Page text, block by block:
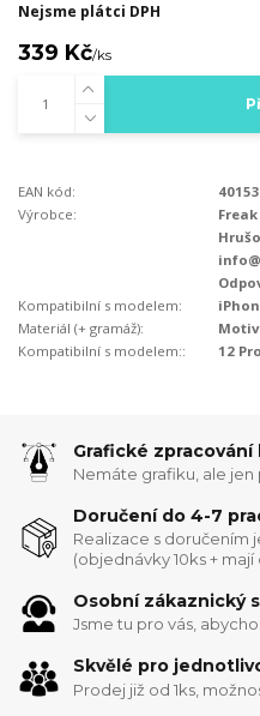
Nejsme plátci DPH
339 Kč/ks
EAN kód:
Výrobce:
Kompatibilní s modelem:
Materiál (+ gramáž):
Kompatibilní s modelem::
12 Pro
Grafické zpracování
Nemáte grafiku, ale jen
Doručení do 4-7
Realizace s doručením
(objednávky 10ks +
Osobní zákaznický
Jsme tu pro vás,
Skvělé pro
Prodej již od 1ks,